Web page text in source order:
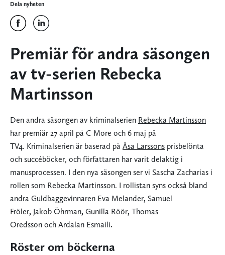
Dela nyheten
Premiär för andra säsongen
av tv-serien Rebecka
Martinsson
Den andra säsongen av kriminalserien Rebecka Martinsson
har premiär 27 april på C More och 6 maj på
TV4. Kriminalserien är baserad på Åsa Larssons prisbelönta
och succéböcker, och författaren har varit delaktig i
manusprocessen. I den nya säsongen ser vi Sascha Zacharias i
rollen som Rebecka Martinsson. I rollistan syns också bland
andra Guldbaggevinnaren Eva Melander, Samuel
Fröler, Jakob Öhrman, Gunilla Röör, Thomas
Oredsson och Ardalan Esmaili.
Röster om böckerna